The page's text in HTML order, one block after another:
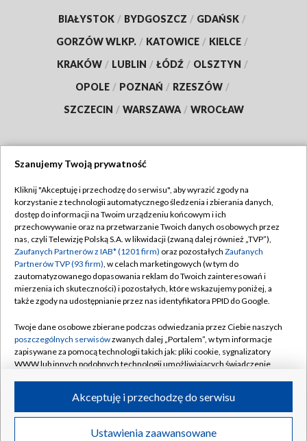
BIAŁYSTOK / BYDGOSZCZ / GDAŃSK /
GORZÓW WLKP. / KATOWICE / KIELCE /
KRAKÓW / LUBLIN / ŁÓDŹ / OLSZTYN /
OPOLE / POZNAŃ / RZESZÓW /
SZCZECIN / WARSZAWA / WROCŁAW
TVP
Abonament TVP
Emisja w TVP
Centrum informacji TVP
Naziemna Telewizja Cyfrowa
Rada Programowa
System NOS
Informacje o nadawcy
Program dla prasy
Regulamin TVP
Polityka prywatności
Moje zgody
Pomoc
Kontakt
Kanały
©2026 Telewizja Polska S.A. w likwidacji
Szanujemy Twoją prywatność
Kliknij "Akceptuję i przechodzę do serwisu", aby wyrazić zgody na
korzystanie z technologii automatycznego śledzenia i zbierania danych,
dostęp do informacji na Twoim urządzeniu końcowym i ich
przechowywanie oraz na przetwarzanie Twoich danych osobowych przez
nas, czyli Telewizję Polską S.A. w likwidacji (zwaną dalej również „TVP”),
Zaufanych Partnerów z IAB* (1201 firm) oraz pozostałych Zaufanych
Partnerów TVP (93 firm), w celach marketingowych (w tym do
zautomatyzowanego dopasowania reklam do Twoich zainteresowań i
mierzenia ich skuteczności) i pozostałych, które wskazujemy poniżej, a
także zgody na udostępnianie przez nas identyfikatora PPID do Google.
Twoje dane osobowe zbierane podczas odwiedzania przez Ciebie naszych
poszczególnych serwisówzwanych dalej „Portalem”, w tym informacje
zapisywane za pomocą technologii takich jak: pliki cookie, sygnalizatory
WWW lub innych podobnych technologii umożliwiających świadczenie
ruchu w Internecie.
Twoje dane osobowe zbierane podczas odwiedzania przez Ciebie
Ustawienia zaawansowane
Akceptuję i przechodzę do serwisu